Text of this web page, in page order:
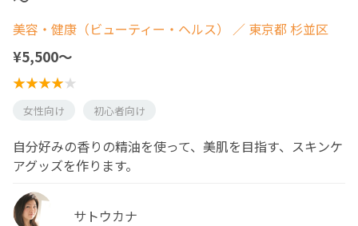
美容・健康（ビューティー・ヘルス） ／ 東京都 杉並区
¥5,500〜
女性向け 初心者向け
自分好みの香りの精油を使って、美肌を目指す、スキンケ
アグッズを作ります。
サトウカナ